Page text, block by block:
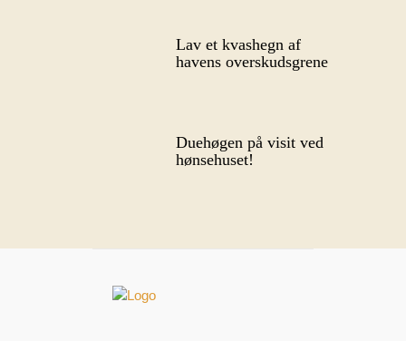
Lav et kvashegn af
havens overskudsgrene
Duehøgen på visit ved
hønsehuset!